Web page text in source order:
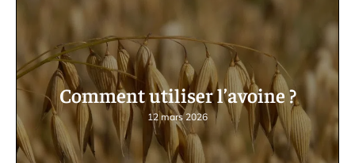
Comment utiliser l’avoine ?
12 mars 2026